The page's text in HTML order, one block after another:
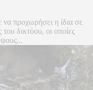
να προχωρήσει η ίδια σε
δικτύου, οι οποίες